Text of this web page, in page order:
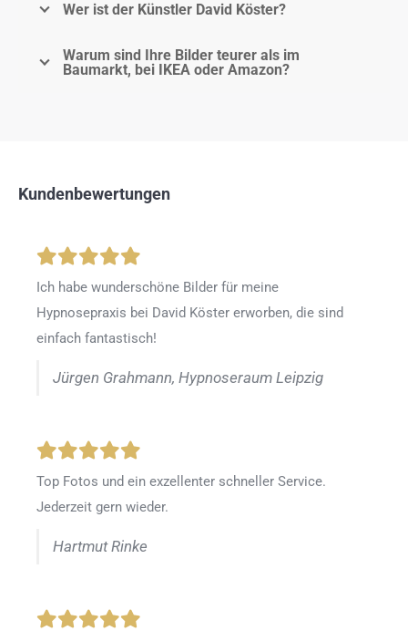
Wer ist der Künstler David Köster?
Warum sind Ihre Bilder teurer als im
Baumarkt, bei IKEA oder Amazon?
Kundenbewertungen
Ich habe wunderschöne Bilder für meine
Hypnosepraxis bei David Köster erworben, die sind
einfach fantastisch!
Jürgen Grahmann, Hypnoseraum Leipzig
Top Fotos und ein exzellenter schneller Service.
Jederzeit gern wieder.
Hartmut Rinke